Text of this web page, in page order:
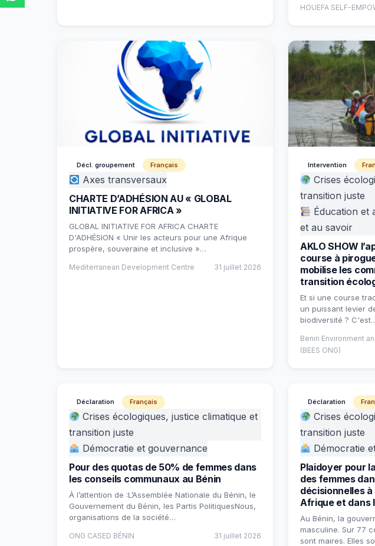
HOUEFA SELF-
Décl. groupement Français
Axes transversaux
CHARTE D’ADHÉSION AU « GLOBAL
INITIATIVE FOR AFRICA »
GLOBAL INITIATIVE FOR AFRICA CHARTE
D'ADHÉSION « Unir les acteurs pour une Afrique
prospère, souveraine et inclusive »…
Mediterranean Development Centre 31 juillet 2026
Intervention
Crises
transition juste
Éducation et
et au savoir
AKLO SHOW
course à
mobilise les
transition
Et si une course
un puissant levier
biodiversité ?
Benin Environment
(BEES ONG)
Déclaration Français
Crises écologiques, justice climatique et
transition juste
Démocratie et gouvernance
Pour des quotas de 50% de femmes dans
les conseils communaux au Bénin
À l’attention de :L’Assemblée Nationale du Bénin, le
Gouvernement du Bénin, les Partis PolitiquesNous,
organisations de la société…
ONG CASED BÉNIN 31 juillet 2026
Déclaration
Crises
transition juste
Démocratie
Plaidoyer pour
des femmes
décisionnelles à
Afrique et dans
Au Bénin, la
masculine. Sur 77
sont maires. Elles